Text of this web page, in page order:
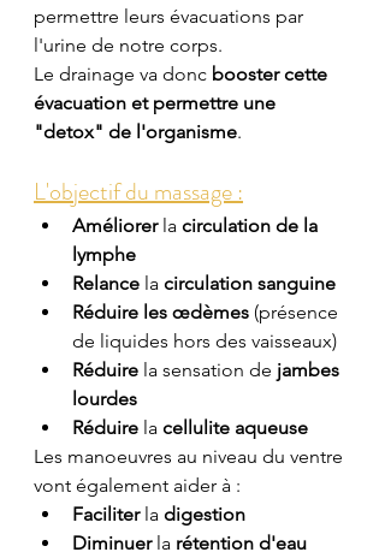
permettre leurs évacuations par
l'urine de notre corps.
Le drainage va donc booster cette
évacuation et permettre une
"detox" de l'organisme.
L'objectif du massage :
Améliorer la circulation de la
lymphe
Relance la circulation sanguine
Réduire les œdèmes (présence
de liquides hors des vaisseaux)
Réduire la sensation de jambes
lourdes
Réduire la cellulite aqueuse
Les manoeuvres au niveau du ventre
vont également aider à :
Faciliter la digestion
Diminuer la rétention d'eau